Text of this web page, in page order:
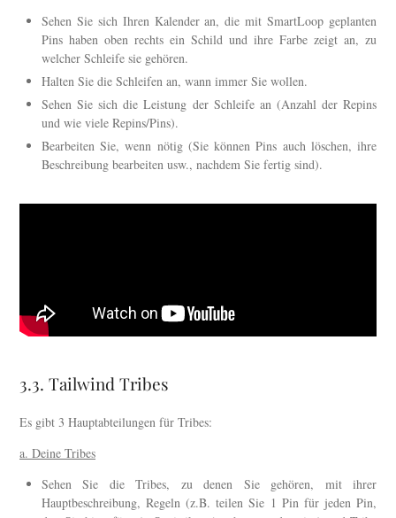
Sehen Sie sich Ihren Kalender an, die mit SmartLoop geplanten
Pins haben oben rechts ein Schild und ihre Farbe zeigt an, zu
welcher Schleife sie gehören.
Halten Sie die Schleifen an, wann immer Sie wollen.
Sehen Sie sich die Leistung der Schleife an (Anzahl der Repins
und wie viele Repins/Pins).
Bearbeiten Sie, wenn nötig (Sie können Pins auch löschen, ihre
Beschreibung bearbeiten usw., nachdem Sie fertig sind).
3.3. Tailwind Tribes
Es gibt 3 Hauptabteilungen für Tribes:
a. Deine Tribes
Sehen Sie die Tribes, zu denen Sie gehören, mit ihrer
Hauptbeschreibung, Regeln (z.B. teilen Sie 1 Pin für jeden Pin,